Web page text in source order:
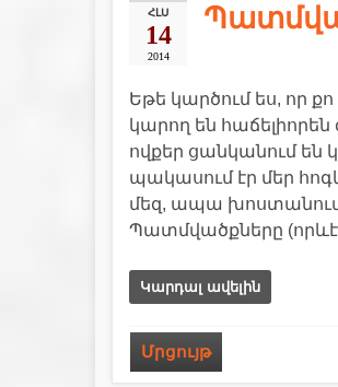
ՀԼՍ
14
2014
Եթե կարծում ես, որ
կարող են
ովքեր ցանկանում են
պակասում էր մեր
մեզ, ապա
Պատմվածքները
Կարդալ ավելին
Մրցույթ